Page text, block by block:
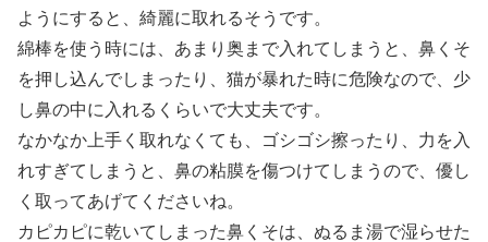
ようにすると、綺麗に取れるそうです。
綿棒を使う時には、あまり奥まで入れてしまうと、鼻くそ
を押し込んでしまったり、猫が暴れた時に危険なので、少
し鼻の中に入れるくらいで大丈夫です。
なかなか上手く取れなくても、ゴシゴシ擦ったり、力を入
れすぎてしまうと、鼻の粘膜を傷つけてしまうので、優し
く取ってあげてくださいね。
カピカピに乾いてしまった鼻くそは、ぬるま湯で湿らせた